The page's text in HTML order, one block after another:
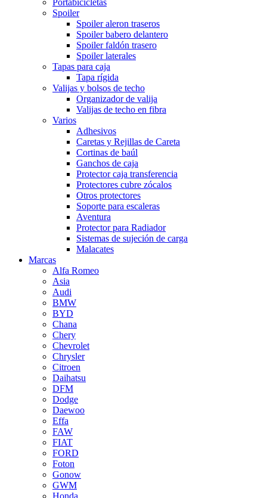
Portabicicletas
Spoiler
Spoiler aleron traseros
Spoiler babero delantero
Spoiler faldón trasero
Spoiler laterales
Tapas para caja
Tapa rígida
Valijas y bolsos de techo
Organizador de valija
Valijas de techo en fibra
Varios
Adhesivos
Caretas y Rejillas de Careta
Cortinas de baúl
Ganchos de caja
Protector caja transferencia
Protectores cubre zócalos
Otros protectores
Soporte para escaleras
Aventura
Protector para Radiador
Sistemas de sujeción de carga
Malacates
Marcas
Alfa Romeo
Asia
Audi
BMW
BYD
Chana
Chery
Chevrolet
Chrysler
Citroen
Daihatsu
DFM
Dodge
Daewoo
Effa
FAW
FIAT
FORD
Foton
Gonow
GWM
Honda